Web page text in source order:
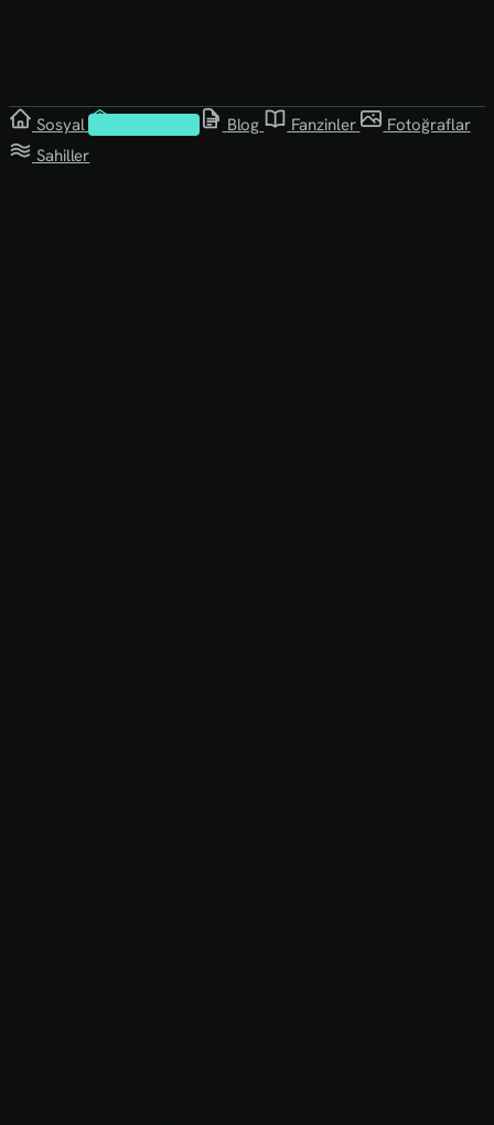
Sosyal Blog Fanzinler
Fotoğraflar
Sahiller